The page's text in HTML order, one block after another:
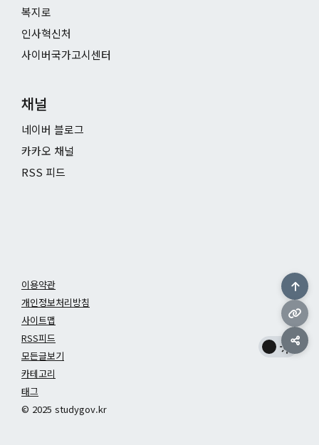
복지로
인사혁신처
사이버국가고시센터
채널
네이버 블로그
카카오 채널
RSS 피드
이용약관
개인정보처리방침
사이트맵
RSS피드
모든글보기
카테고리
태그
© 2025 studygov.kr